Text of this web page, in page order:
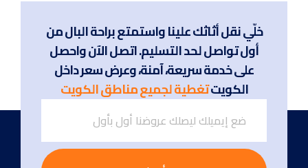
خلّي نقل أثاثك علينا واستمتع براحة البال من
أول تواصل لحد التسليم. اتصل الآن واحصل
على خدمة سريعة، آمنة، وعرض سعر داخل
الكويتتغطية لجميع مناطق الكويت